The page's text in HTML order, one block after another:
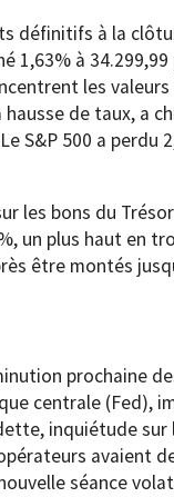
définitifs à la
1,63% à
les
de taux, a
S&P 500 a perdu
les bons du
un plus haut en
être montés
prochaine
centrale (Fed),
inquiétude sur
avaient
séance